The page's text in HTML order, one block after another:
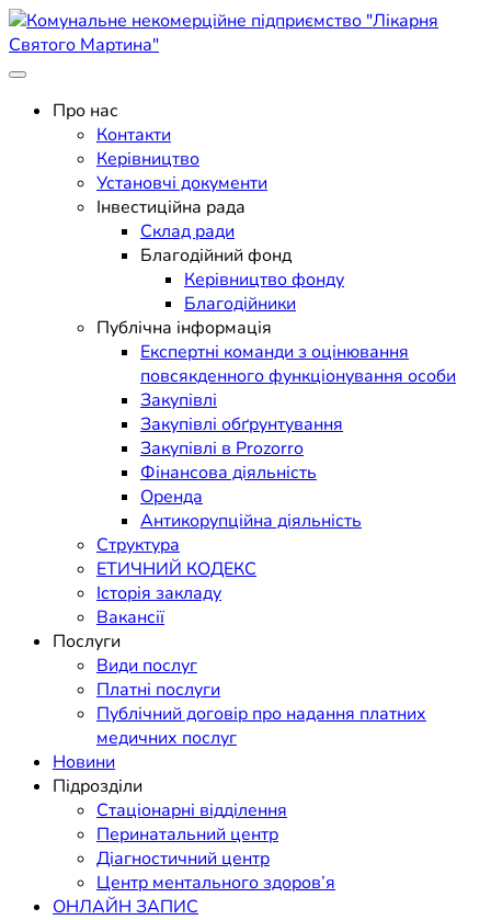
Skip
to
content
Комунальне некомерційне
підприємство "Лікарня
Святого Мартина"
Поліклініка Мукачево
Про нас
Контакти
Керівництво
Установчі документи
Інвестиційна рада
Склад ради
Благодійний фонд
Керівництво фонду
Благодійники
Публічна інформація
Експертні команди з оцінювання
повсякденного функціонування особи
Закупівлі
Закупівлі обґрунтування
Закупівлі в Prozorro
Фінансова діяльність
Оренда
Антикорупційна діяльність
Структура
ЕТИЧНИЙ КОДЕКС
Історія закладу
Вакансії
Послуги
Види послуг
Платні послуги
Публічний договір про надання платних
медичних послуг
Новини
Підрозділи
Стаціонарні відділення
Перинатальний центр
Діагностичний центр
Центр ментального здоров’я
ОНЛАЙН ЗАПИС